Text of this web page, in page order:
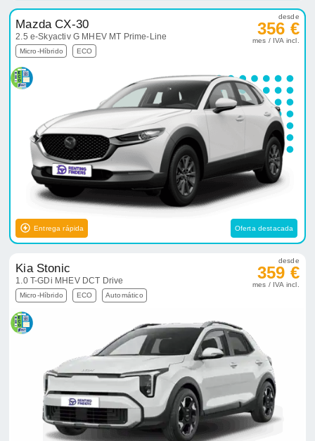
Mazda CX-30
2.5 e-Skyactiv G MHEV MT Prime-Line
Micro-Híbrido ECO
desde
356 €
mes / IVA incl.
Entrega rápida Oferta destacada
Kia Stonic
1.0 T-GDi MHEV DCT Drive
Micro-Híbrido ECO Automático
desde
359 €
mes / IVA incl.